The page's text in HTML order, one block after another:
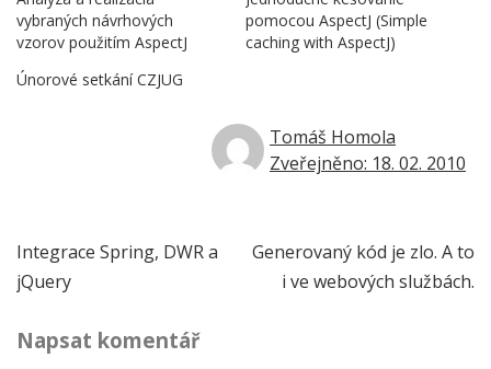
vybraných návrhových
vzorov použitím AspectJ
pomocou AspectJ (Simple
caching with AspectJ)
Únorové setkání CZJUG
Tomáš Homola
Zveřejněno: 18. 02. 2010
Navigace
pro
příspěvek
Integrace Spring, DWR a
jQuery
Generovaný kód je zlo. A to
i ve webových službách.
Napsat komentář